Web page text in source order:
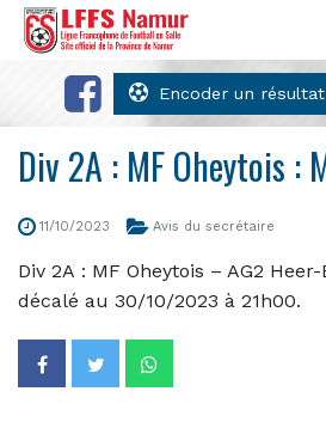
Encoder un résultat
Div 2A : MF Oheytois :
11/10/2023 Avis du secrétaire
Div 2A : MF Oheytois – AG2
décalé au 30/10/2023 à 21h00.